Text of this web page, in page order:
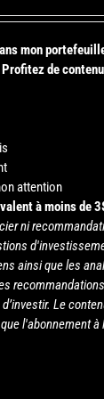
mon
Profitez de
attention
à moins de
ni
ainsi que les
Le
l'abonnement